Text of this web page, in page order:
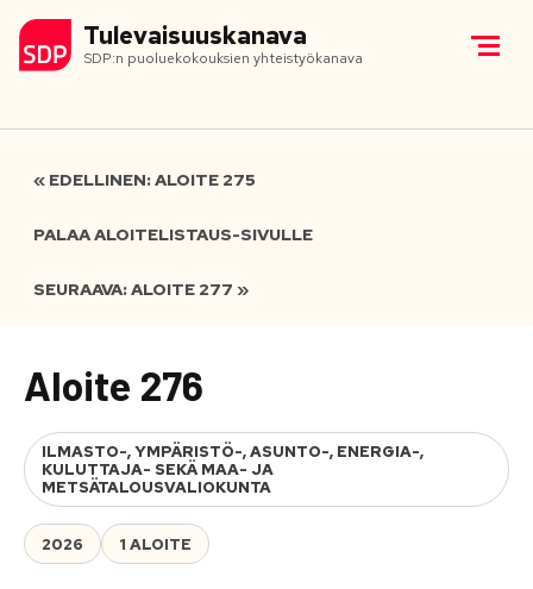
Tulevaisuuskanava
SDP:n puoluekokouksien yhteistyökanava
« EDELLINEN: ALOITE 275
PALAA ALOITELISTAUS-SIVULLE
SEURAAVA: ALOITE 277 »
Aloite 276
ILMASTO-, YMPÄRISTÖ-, ASUNTO-, ENERGIA-,
KULUTTAJA- SEKÄ MAA- JA
METSÄTALOUSVALIOKUNTA
2026 1 ALOITE